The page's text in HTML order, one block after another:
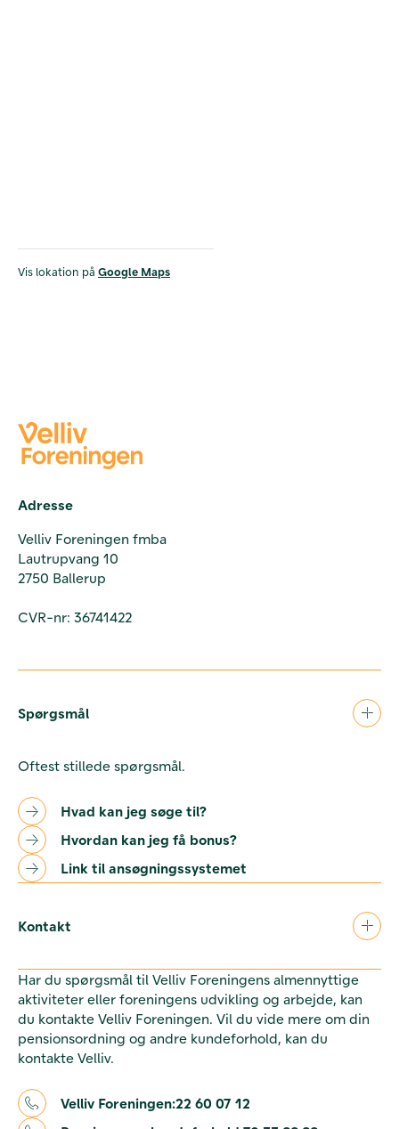
Vis lokation på Google Maps
Adresse
Velliv Foreningen fmba
Lautrupvang 10
2750 Ballerup
CVR-nr: 36741422
Spørgsmål
Oftest stillede spørgsmål.
Hvad kan jeg søge til?
Hvordan kan jeg få bonus?
Link til ansøgningssystemet
Kontakt
Har du spørgsmål til Velliv Foreningens almennyttige
aktiviteter eller foreningens udvikling og arbejde, kan
du kontakte Velliv Foreningen. Vil du vide mere om din
pensionsordning og andre kundeforhold, kan du
kontakte Velliv.
Velliv Foreningen:22 60 07 12